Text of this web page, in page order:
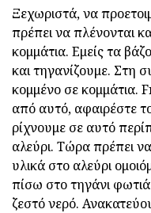
Ξεχωριστά, να
πρέπει να πλένονται
κομμάτια. Εμείς τα
και τηγανίζουμε. Στη
κομμένο σε κομμάτια.
από αυτό, αφαιρέστε
ρίχνουμε σε αυτό
αλεύρι. Τώρα πρέπει
υλικά στο αλεύρι
πίσω στο τηγάνι
ζεστό νερό.